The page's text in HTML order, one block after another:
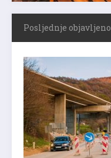
Posljednje objavljeno